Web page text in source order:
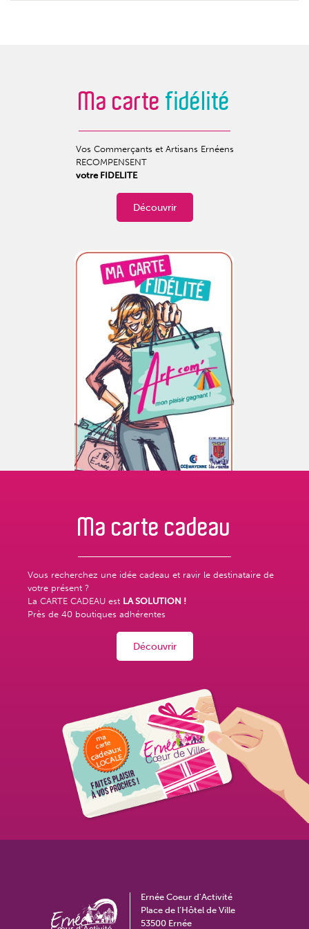
Ma carte fidélité
Vos Commerçants et Artisans Ernéens
RECOMPENSENT
votre FIDELITE
Découvrir
Ma carte cadeau
Vous recherchez une idée cadeau et ravir le destinataire de
votre présent ?
La CARTE CADEAU est LA SOLUTION !
Près de 40 boutiques adhérentes
Découvrir
Ernée Coeur d'Activité
Place de l’Hôtel de Ville
53500 Ernée